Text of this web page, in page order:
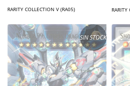
RARITY COLLECTION V (RA05)
SIN STOCK